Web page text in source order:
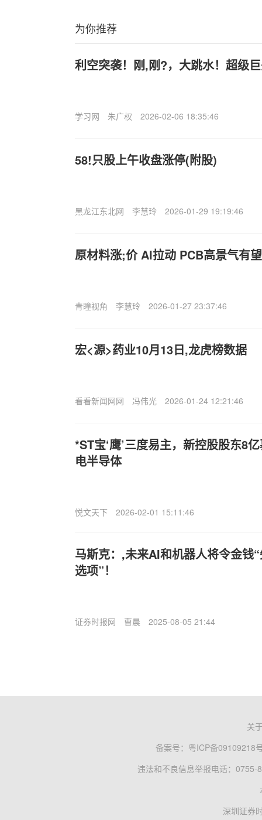
为你推荐
利空突袭！刚,刚?，大跳水！超级
学习网 朱广权 2026-02-06 18:35:46
58!只股上午收盘涨停(附股)
黑龙江东北网 李慧玲 2026-01-29 19:19:46
原材料涨;价 AI拉动 PCB高景气有
青瞳视角 李慧玲 2026-01-27 23:37:46
宏<源>药业10月13日,龙虎榜数据
看看新闻网网 冯伟光 2026-01-24 12:21:46
*ST宝‘鹰’三度易主，新控股股东8
电半导体
悦文天下 2026-02-01 15:11:46
马斯克：,未来AI和机器人将令金钱
选项”！
证券时报网 曹晨 2025-08-05 21:44
关
备案号： 粤ICP备09109218
违法和不良信息举报电话：0755-
深圳证券